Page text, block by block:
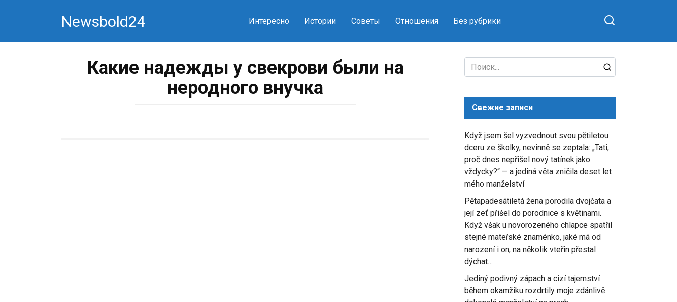
Newsbold24 Интересно Истории Советы Отношения Без рубрики
Какие надежды у свекрови были на
неродного внучка
Search
for:
Свежие записи
Když jsem šel vyzvednout svou pětiletou
dceru ze školky, nevinně se zeptala: „Tati,
proč dnes nepřišel nový tatínek jako
vždycky?“ — a jediná věta zničila deset let
mého manželství
Pětapadesátiletá žena porodila dvojčata a
její zeť přišel do porodnice s květinami.
Když však u novorozeného chlapce spatřil
stejné mateřské znaménko, jaké má od
narození i on, na několik vteřin přestal
dýchat…
Jediný podivný zápach a cizí tajemství
během okamžiku rozdrtily moje zdánlivě